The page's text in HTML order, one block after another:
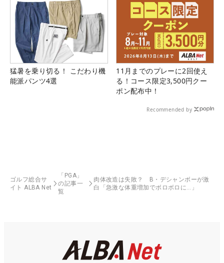
猛暑を乗り切る！ こだわり機
能派パンツ4選
11月までのプレーに2回使え
る！コース限定3,500円クー
ポン配布中！
Recommended by
ゴルフ総合サ
イト ALBA Net
「PGA」
の記事一
覧
肉体改造は失敗？ B・デシャンボーが激
白「急激な体重増加でボロボロに…」